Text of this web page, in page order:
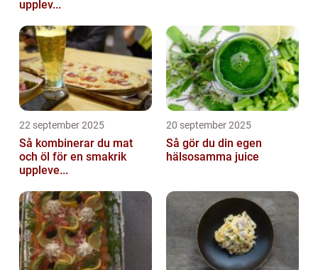
upplev...
22 september 2025
Så kombinerar du mat
och öl för en smakrik
uppleve...
20 september 2025
Så gör du din egen
hälsosamma juice